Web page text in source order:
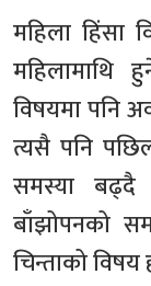
महिला हिंसा
महिलामाथि
विषयमा पनि
त्यसै पनि
समस्या बढ्दै
बाँझोपनको
चिन्ताको विषय